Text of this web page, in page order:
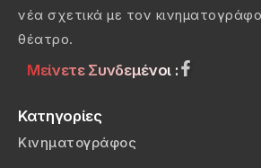
νέα σχετικά με τον
θέατρο.
Μείνετε Συνδεμένοι :
Κατηγορίες
Κινηματογράφος